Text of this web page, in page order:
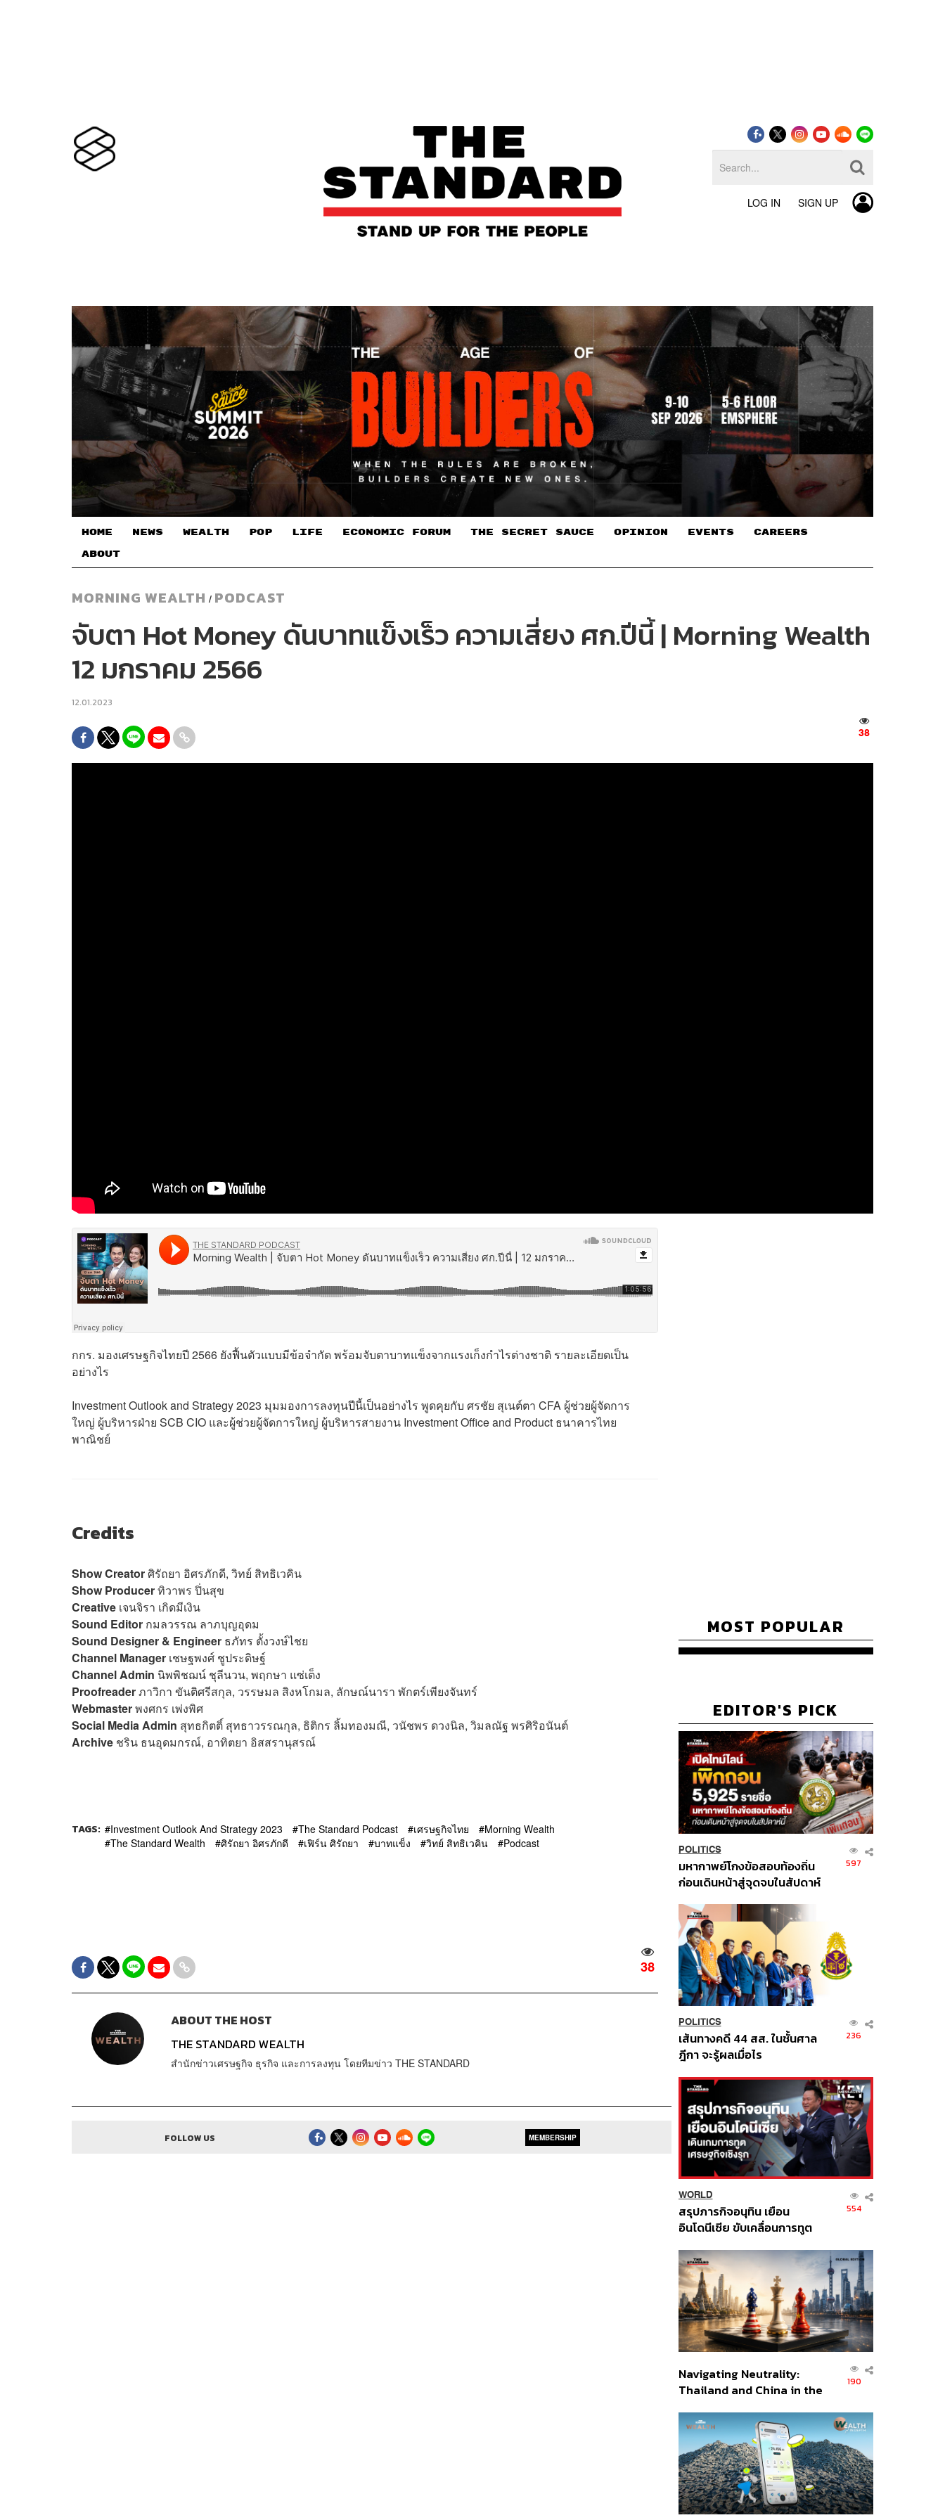
LOG IN SIGN UP
HOME NEWS WEALTH POP LIFE ECONOMIC FORUM THE SECRET SAUCE​ OPINION EVENTS CAREERS
ABOUT
MORNING WEALTH / PODCAST
จับตา Hot Money ดันบาทแข็งเร็ว ความเสี่ยง ศก.ปีนี้ | Morning Wealth
12 มกราคม 2566
12.01.2023
38
กกร. มองเศรษฐกิจไทยปี 2566 ยังฟื้นตัวแบบมีข้อจำกัด พร้อมจับตาบาทแข็งจากแรงเก็งกำไรต่างชาติ รายละเอียดเป็น
อย่างไร
Investment Outlook and Strategy 2023 มุมมองการลงทุนปีนี้เป็นอย่างไร พูดคุยกับ ศรชัย สุเนต์ตา CFA ผู้ช่วยผู้จัดการ
ใหญ่ ผู้บริหารฝ่าย SCB CIO และผู้ช่วยผู้จัดการใหญ่ ผู้บริหารสายงาน Investment Office and Product ธนาคารไทย
พาณิชย์
Credits
Show Creatorศิรัถยา อิศรภักดี, วิทย์ สิทธิเวคิน
Show Producerทิวาพร ปิ่นสุข
Creative เจนจิรา เกิดมีเงิน
Sound Editor กมลวรรณ ลาภบุญอุดม
Sound Designer & Engineer ธภัทร ตั้งวงษ์ไชย
Channel Manager เชษฐพงศ์ ชูประดิษฐ์
Channel Admin นิพพิชฌน์ ชุลีนวน, พฤกษา แซ่เต็ง
Proofreaderภาวิกา ขันติศรีสกุล, วรรษมล สิงหโกมล, ลักษณ์นารา พักตร์เพียงจันทร์
Webmasterพงศกร เพ่งพิศ
Social Media Admin สุทธกิตติ์​ สุทธาวรรณกุล, ธิติกร ลิ้มทองมณี, วนัชพร ดวงนิล, วิมลณัฐ พรศิริอนันต์
Archive ชริน ธนอุดมกรณ์, อาทิตยา อิสสรานุสรณ์
TAGS: Investment Outlook And Strategy 2023 The Standard Podcast เศรษฐกิจไทย
Morning Wealth
The Standard Wealth
ศิรัถยา อิศรภักดี เฟิร์น ศิรัถยา บาทแข็ง วิทย์ สิทธิเวคิน Podcast
38
ABOUT THE HOST
THE STANDARD WEALTH
สำนักข่าวเศรษฐกิจ ธุรกิจ และการลงทุน โดยทีมข่าว THE STANDARD
FOLLOW US MEMBERSHIP
MOST POPULAR
EDITOR'S PICK
POLITICS
มหากาพย์โกงข้อสอบท้องถิ่น
ก่อนเดินหน้าสู่จุดจบในสัปดาห์
597
POLITICS
เส้นทางคดี 44 สส. ในชั้นศาล
ฎีกา จะรู้ผลเมื่อไร
236
WORLD
สรุปภารกิจอนุทิน เยือน
อินโดนีเซีย ขับเคลื่อนการทูต
ส่วนยุทธศาสตร์ไทย –
อินโดนีเซีย
554
Navigating Neutrality:
Thailand and China in the
Order
190